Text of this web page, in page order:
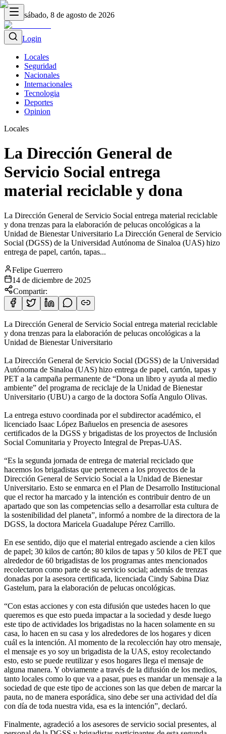
sábado, 8 de agosto de 2026
Login
Locales
Seguridad
Nacionales
Internacionales
Tecnologia
Deportes
Opinion
Locales
La Dirección General de
Servicio Social entrega
material reciclable y dona
La Dirección General de Servicio Social entrega material reciclable
y dona trenzas para la elaboración de pelucas oncológicas a la
Unidad de Bienestar Universitario La Dirección General de Servicio
Social (DGSS) de la Universidad Autónoma de Sinaloa (UAS) hizo
entrega de papel, cartón, tapas...
Felipe Guerrero
14 de diciembre de 2025
Compartir:
La Dirección General de Servicio Social entrega material reciclable
y dona trenzas para la elaboración de pelucas oncológicas a la
Unidad de Bienestar Universitario
La Dirección General de Servicio Social (DGSS) de la Universidad
Autónoma de Sinaloa (UAS) hizo entrega de papel, cartón, tapas y
PET a la campaña permanente de “Dona un libro y ayuda al medio
ambiente” del programa de reciclaje de la Unidad de Bienestar
Universitario (UBU) a cargo de la doctora Sofía Angulo Olivas.
La entrega estuvo coordinada por el subdirector académico, el
licenciado Isaac López Bañuelos en presencia de asesores
certificados de la DGSS y brigadistas de los proyectos de Inclusión
Social Comunitaria y Proyecto Integral de Prepas-UAS.
“Es la segunda jornada de entrega de material reciclado que
hacemos los brigadistas que pertenecen a los proyectos de la
Dirección General de Servicio Social a la Unidad de Bienestar
Universitario. Esto se enmarca en el Plan de Desarrollo Institucional
que el rector ha marcado y la intención es contribuir dentro de un
apartado que son las competencias sello a desarrollar esta cultura de
la sostenibilidad del planeta”, informó a nombre de la directora de la
DGSS, la doctora Maricela Guadalupe Pérez Carrillo.
En ese sentido, dijo que el material entregado asciende a cien kilos
de papel; 30 kilos de cartón; 80 kilos de tapas y 50 kilos de PET que
alrededor de 60 brigadistas de los programas antes mencionados
recolectaron como parte de su servicio social; además de trenzas
donadas por la asesora certificada, licenciada Cindy Sabina Diaz
Gastelum, para la elaboración de pelucas oncológicas.
“Con estas acciones y con esta difusión que ustedes hacen lo que
queremos es que esto pueda impactar a la sociedad y desde luego
este tipo de actividades los brigadistas no la hacen solamente en su
casa, lo hacen en su casa y los alrededores de los hogares y dicen
cuál es la intención. Al momento de la recolección hay otro mensaje,
el mensaje es yo soy un brigadista de la UAS, estoy recolectando
esto, esto se puede reutilizar y esos hogares llega el mensaje de
alguna manera. Y obviamente a través de la difusión de los medios,
tanto locales como lo que va a pasar, pues es mandar un mensaje a la
sociedad de que este tipo de acciones son las que deben de marcar la
pauta, no de manera esporádica, sino debe ser una actividad del día
con día de toda nuestra vida, esa es la intención”, declaró.
Finalmente, agradeció a los asesores de servicio social presentes, al